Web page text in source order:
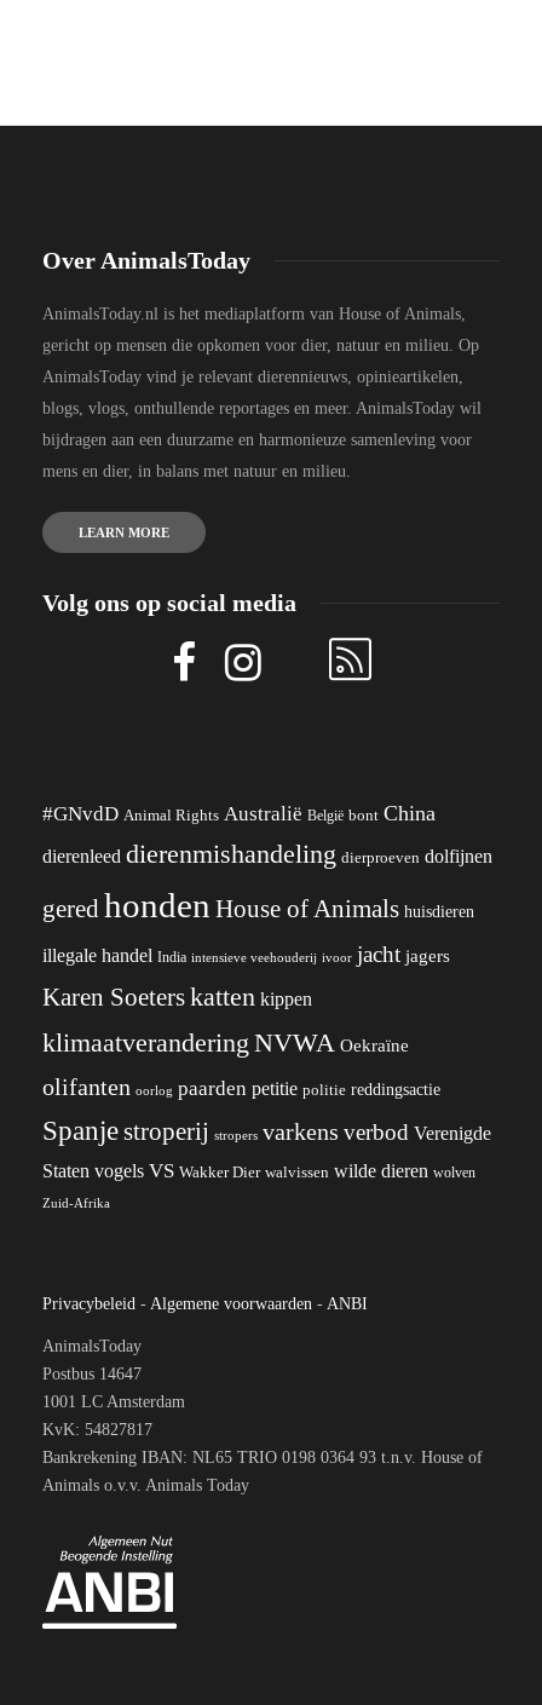
Over AnimalsToday
AnimalsToday.nl is het mediaplatform van House of Animals,
gericht op mensen die opkomen voor dier, natuur en milieu. Op
AnimalsToday vind je relevant dierennieuws, opinieartikelen,
blogs, vlogs, onthullende reportages en meer. AnimalsToday wil
bijdragen aan een duurzame en harmonieuze samenleving voor
mens en dier, in balans met natuur en milieu.
LEARN MORE
Volg ons op social media
#GNvdD Animal Rights Australië België bont China
dierenleed dierenmishandeling dierproeven dolfijnen
gered honden House of Animals huisdieren
illegale handel India intensieve veehouderij ivoor jacht jagers
Karen Soeterskatten kippen
klimaatverandering NVWA Oekraïne
olifanten oorlog paarden petitie politie reddingsactie
Spanjestroperij stropers varkens verbod Verenigde
Staten vogels VS Wakker Dier walvissen wilde dieren wolven
Zuid-Afrika
Privacybeleid - Algemene voorwaarden - ANBI
AnimalsToday
Postbus 14647
1001 LC Amsterdam
KvK: 54827817
Bankrekening IBAN: NL65 TRIO 0198 0364 93 t.n.v. House of
Animals o.v.v. Animals Today